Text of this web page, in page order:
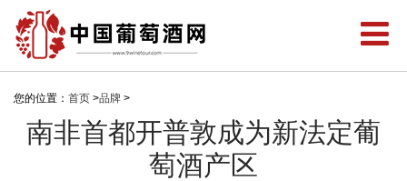
您的位置： 首页 >品牌 >
南非首都开普敦成为新法定葡
萄酒产区